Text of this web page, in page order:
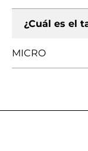
¿Cuál es el
MICRO